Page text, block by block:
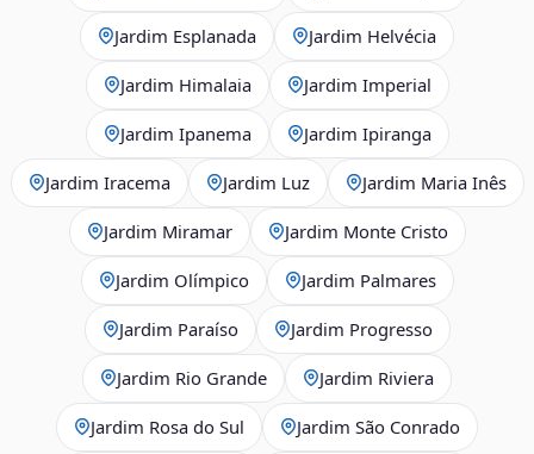
Jardim Esplanada Jardim Helvécia
Jardim Himalaia Jardim Imperial
Jardim Ipanema Jardim Ipiranga
Jardim Iracema Jardim Luz Jardim Maria Inês
Jardim Miramar Jardim Monte Cristo
Jardim Olímpico Jardim Palmares
Jardim Paraíso Jardim Progresso
Jardim Rio Grande Jardim Riviera
Jardim Rosa do Sul Jardim São Conrado